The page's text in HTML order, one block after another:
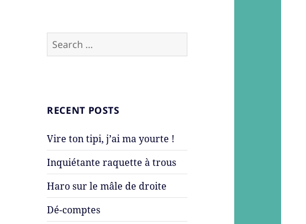
Search
for:
RECENT POSTS
Vire ton tipi, j’ai ma yourte !
Inquiétante raquette à trous
Haro sur le mâle de droite
Dé-comptes